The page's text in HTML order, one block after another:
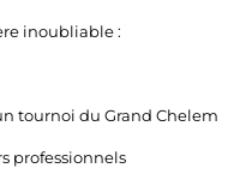
inoubliable :
tournoi du Grand Chelem
professionnels